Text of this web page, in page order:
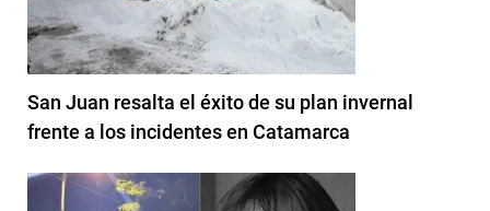
San Juan resalta el éxito de su plan invernal
frente a los incidentes en Catamarca